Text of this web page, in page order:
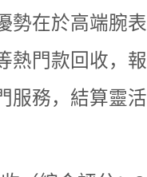
勢在於高端腕
熱門款回收，
服務，結算靈